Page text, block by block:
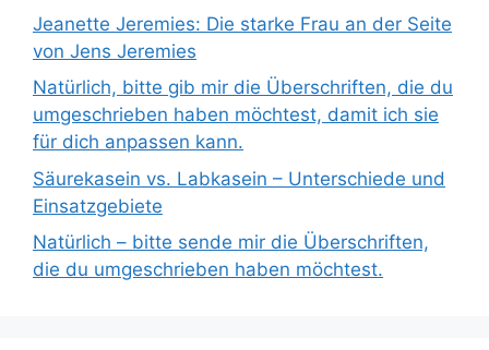
Jeanette Jeremies: Die starke Frau an der Seite
von Jens Jeremies
Natürlich, bitte gib mir die Überschriften, die du
umgeschrieben haben möchtest, damit ich sie
für dich anpassen kann.
Säurekasein vs. Labkasein – Unterschiede und
Einsatzgebiete
Natürlich – bitte sende mir die Überschriften,
die du umgeschrieben haben möchtest.